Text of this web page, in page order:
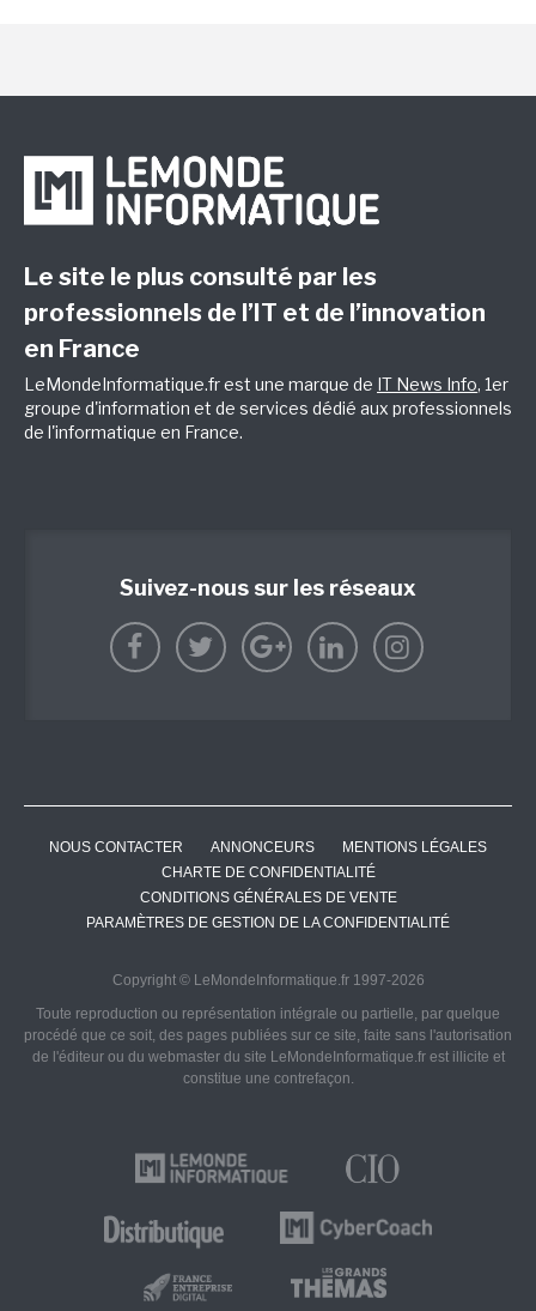
Le site le plus consulté par les
professionnels de l’IT et de l’innovation
en France
LeMondeInformatique.fr est une marque de IT News Info, 1er
groupe d'information et de services dédié aux professionnels
de l'informatique en France.
Suivez-nous sur les réseaux
NOUS CONTACTER ANNONCEURS
MENTIONS LÉGALES
CHARTE DE CONFIDENTIALITÉ
CONDITIONS GÉNÉRALES DE VENTE
PARAMÈTRES DE GESTION DE LA CONFIDENTIALITÉ
Copyright © LeMondeInformatique.fr 1997-2026
Toute reproduction ou représentation intégrale ou partielle, par quelque
procédé que ce soit, des pages publiées sur ce site, faite sans l'autorisation
de l'éditeur ou du webmaster du site LeMondeInformatique.fr est illicite et
constitue une contrefaçon.